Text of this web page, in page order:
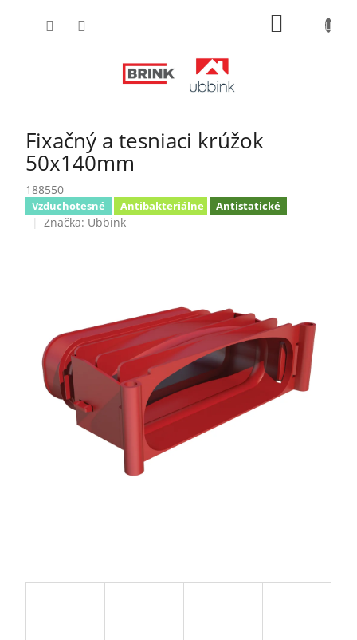
Fixačný a tesniaci krúžok
50x140mm
188550
Vzduchotesné Antibakteriálne Antistatické
Značka: Ubbink